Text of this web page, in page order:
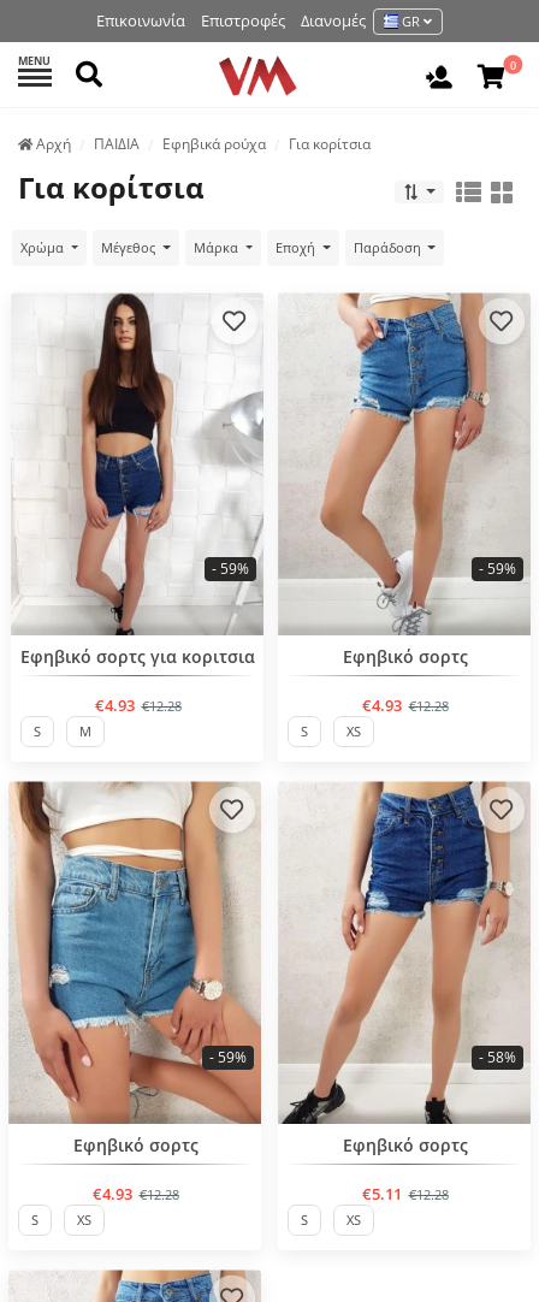
Επικοινωνία Επιστροφές Διανομές GR
MENU Αναζήτηση 0
Аρχή ΠΑΙΔΙΑ Εφηβικά ρούχα Για κορίτσια
Για κορίτσια
Χρώμα Μέγεθος Μάρκα Εποχή Παράδοση
BESTSELLER
Εφηβικό σορτς για κοριτσια
€4.93 €12.28
- 59%
S M
BESTSELLER
Εφηβικό σορτς
€4.93 €12.28
- 59%
S XS
BESTSELLER
Εφηβικό σορτς
€4.93 €12.28
- 59%
S XS
BESTSELLER
Εφηβικό σορτς
€5.11 €12.28
- 58%
S XS